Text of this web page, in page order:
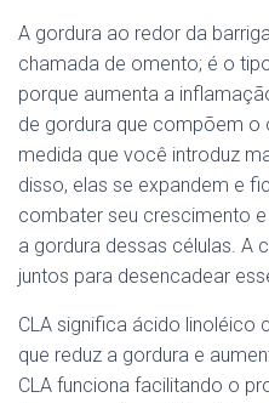
A gordura ao redor da
chamada de omento; é o
porque aumenta a
de gordura que compõem o
medida que você introduz
disso, elas se expandem e
combater seu crescimento
a gordura dessas células. A
juntos para desencadear
CLA significa ácido linoléico
que reduz a gordura e
CLA funciona facilitando o